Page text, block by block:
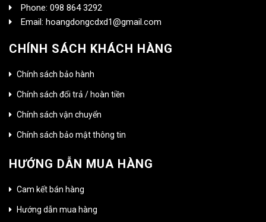
Phone: 098 864 3292
Email: hoangdongcdxd1@gmail.com
CHÍNH SÁCH KHÁCH HÀNG
Chính sách bảo hành
Chính sách đổi trả / hoàn tiền
Chính sách vận chuyển
Chính sách bảo mật thông tin
HƯỚNG DẪN MUA HÀNG
Cam kết bán hàng
Hướng dẫn mua hàng